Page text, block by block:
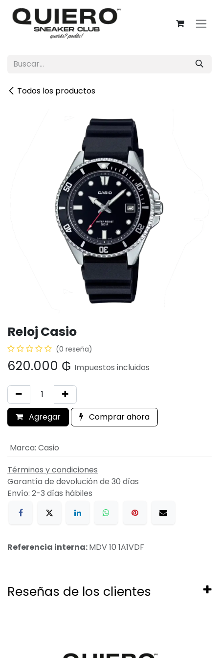
Ir al contenido
Todos los productos
Reloj Casio
(0 reseña)
620.000 ₲ Impuestos incluidos
Agregar Comprar ahora
Marca: Casio
Términos y condiciones
Garantía de devolución de 30 días
Envío: 2-3 días hábiles
Referencia interna:MDV 10 1A1VDF
Reseñas de los clientes